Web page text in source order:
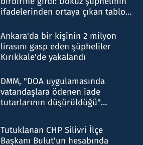
ifadelerinden ortaya çıkan tablo
Ankara'da bir kişinin 2 milyon
lirasını gasp eden şüpheliler
Kırıkkale'de yakalandı
DMM, "DOA uygulamasında
vatandaşlara ödenen iade
tutarlarının düşürüldüğü"
Tutuklanan CHP Silivri İlçe
Başkanı Bulut'un hesabında